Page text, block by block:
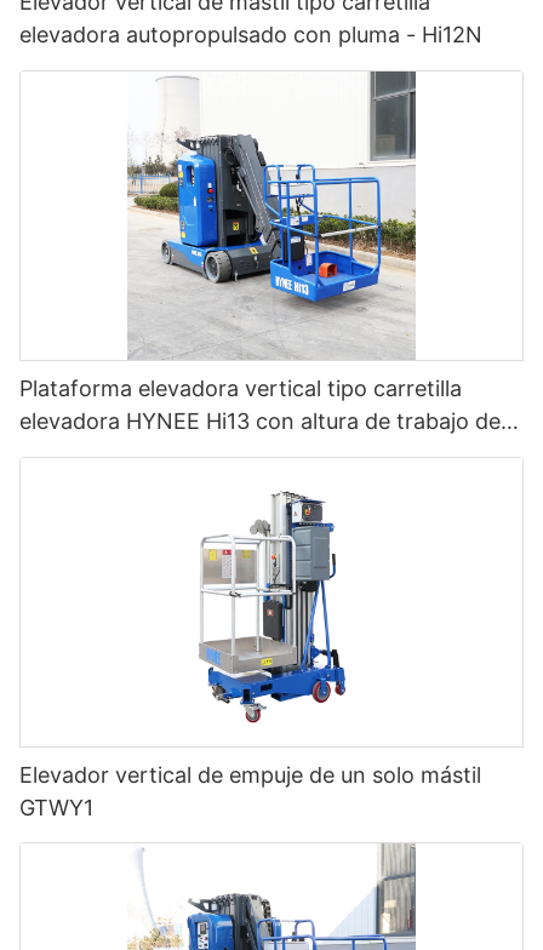
elevadora autopropulsado con pluma - Hi12N
Plataforma elevadora vertical tipo carretilla
elevadora HYNEE Hi13 con altura de trabajo de
12,65 m
Elevador vertical de empuje de un solo mástil
GTWY1